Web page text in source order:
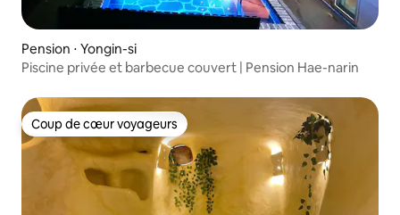
Pension ⋅ Yongin-si
Piscine privée et barbecue couvert | Pension Hae-narin
Coup de cœur voyageurs
Coup de cœur voyageurs